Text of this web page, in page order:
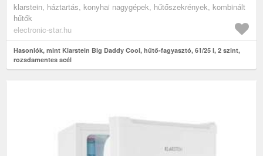
klarstein, háztartás, konyhai nagygépek, hűtőszekrények, kombinált
hűtők
electronic-star.hu
Hasonlók, mint Klarstein Big Daddy Cool, hűtő-fagyasztó, 61/25 l, 2 szint,
rozsdamentes acél